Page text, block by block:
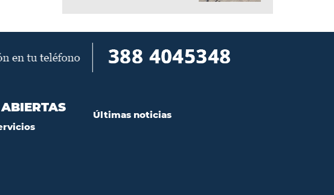
Últimas noticias